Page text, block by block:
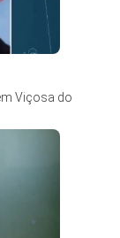
Viçosa do